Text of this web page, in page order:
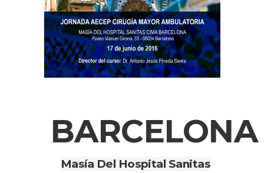
BARCELONA
Masía Del Hospital Sanitas